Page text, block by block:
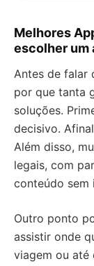
Melhores
escolher um
Antes de falar
por que tanta
soluções.
decisivo.
Além disso,
legais, com
conteúdo sem
Outro ponto
assistir onde
viagem ou até